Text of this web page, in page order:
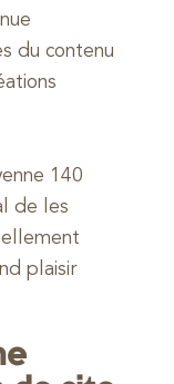
du contenu
140
de les
plaisir